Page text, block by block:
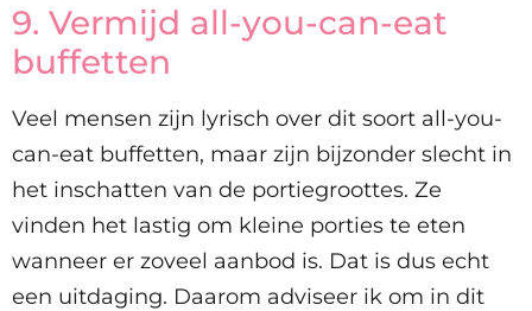
9. Vermijd all-you-can-eat
buffetten
Veel mensen zijn lyrisch over dit soort all-you-
can-eat buffetten, maar zijn bijzonder slecht in
het inschatten van de portiegroottes. Ze
vinden het lastig om kleine porties te eten
wanneer er zoveel aanbod is. Dat is dus echt
een uitdaging. Daarom adviseer ik om in dit